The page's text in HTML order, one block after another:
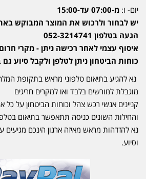
יום- ו: מ-07:00 עד-15:00
יש לבחור ולרכוש את המוצר המבוקש
הגעה בטלפון 052-3214741
איסוף עצמי לאחר רכישה ניתן - מקרי
כוחות הביטחון ניתן לטלפן ולקבל סיוע
נא להגיע בתיאום טלפוני מראש בתקופת
מוגבלת למורשים בלבד ואו למקרים חריגים
קניינים אנשי רכש צהל וכוחות הביטחון על כל
והחילות השונים כניסה תתאפשר בתיאום
נא להזדהות מראש מאיזה ארגון הינכם
וסיוע.